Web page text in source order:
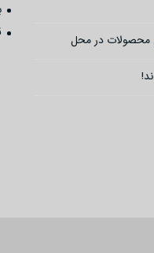
محصولات در محل